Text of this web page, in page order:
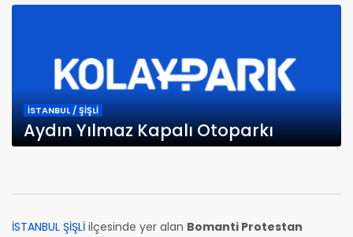
İSTANBUL / ŞİŞLİ
Aydın Yılmaz Kapalı Otoparkı
İSTANBUL ŞİŞLİ ilçesinde yer alan Bomanti Protestan